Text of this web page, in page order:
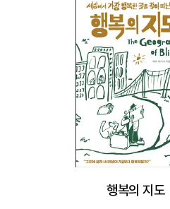
행복의 지도